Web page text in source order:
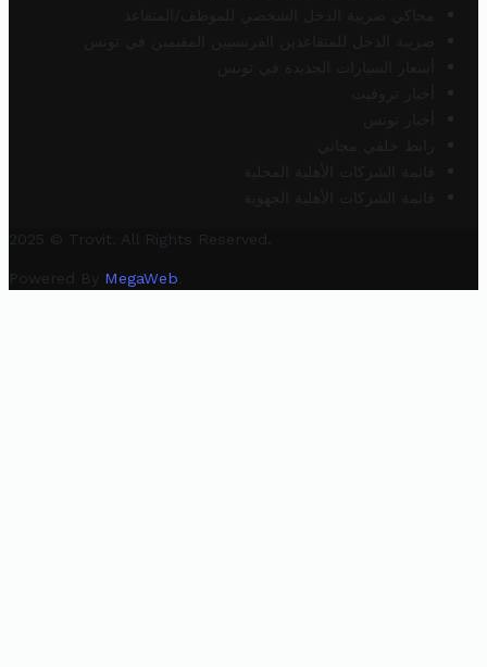
محاكي ضريبة الدخل الشخصي للموظف/المتقاعد
ضريبة الدخل للمتقاعدين الفرنسيين المقيمين في تونس
أسعار السيارات الجديدة في تونس
أخبار تروفيت
أخبار تونس
رابط خلفي مجاني
قائمة الشركات الأهلية المحلية
قائمة الشركات الأهلية الجهوية
2025 © Trovit. All Rights Reserved.
Powered By MegaWeb